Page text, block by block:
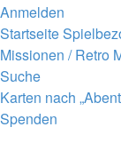
Anmelden
Startseite
Missionen / Retro
Suche
Karten nach
Spenden